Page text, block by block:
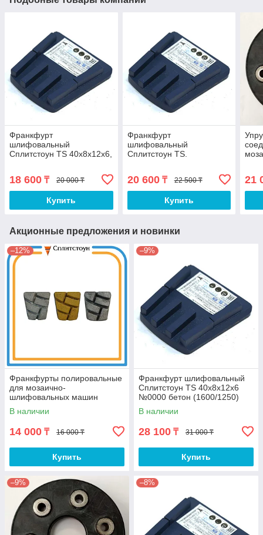
Франкфурт
шлифовальный
Сплитстоун TS 40x8x12x6,
18 600 ₸ 20 000 ₸
Купить
Франкфурт
шлифовальный
Сплитстоун TS.
20 600₸ 22 500 ₸
Купить
21
Акционные предложения и новинки
–12%
Франкфурты полировальные
для мозаично-
шлифовальных машин
В наличии
14 000 ₸ 16 000 ₸
Купить
–9%
Франкфурт шлифовальный
Сплитстоун TS 40x8x12x6
№0000 бетон (1600/1250)
В наличии
28 100 ₸ 31 000 ₸
Купить
–9% –8%